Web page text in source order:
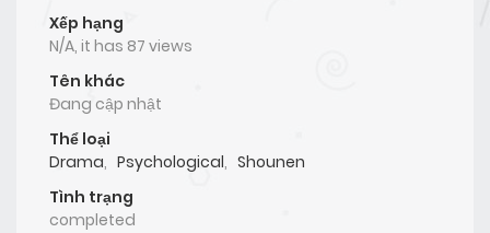
Xếp hạng
N/A, it has 87 views
Tên khác
Đang cập nhật
Thể loại
Drama, Psychological, Shounen
Tình trạng
completed